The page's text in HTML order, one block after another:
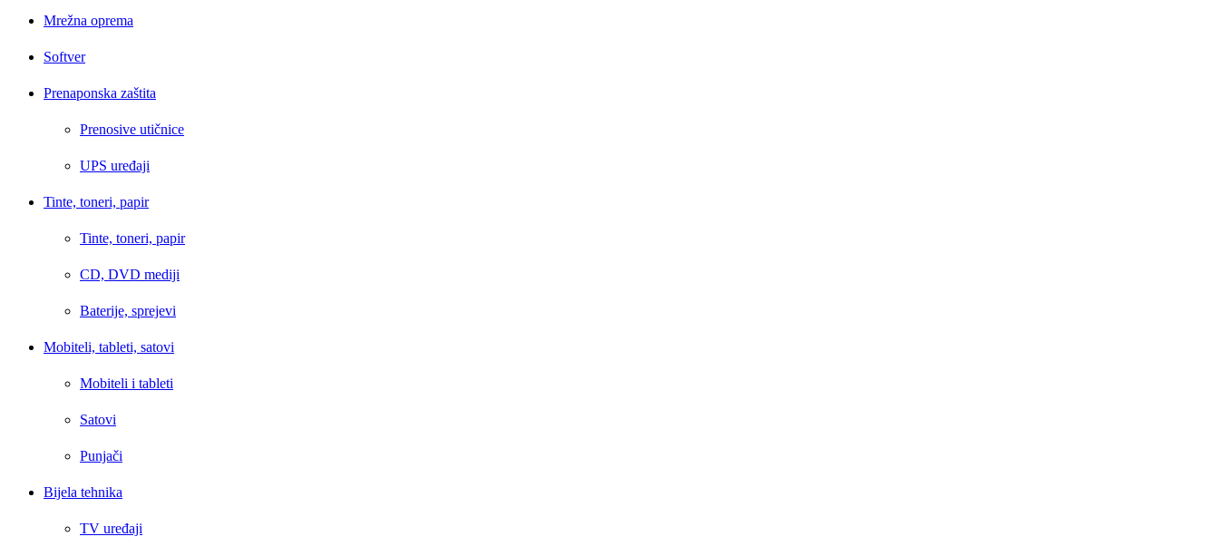
Mrežna oprema
Softver
Prenaponska zaštita
Prenosive utičnice
UPS uređaji
Tinte, toneri, papir
Tinte, toneri, papir
CD, DVD mediji
Baterije, sprejevi
Mobiteli, tableti, satovi
Mobiteli i tableti
Satovi
Punjači
Bijela tehnika
TV uređaji